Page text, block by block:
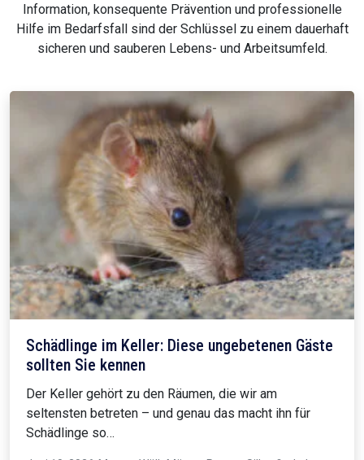
Information, konsequente Prävention und professionelle
Hilfe im Bedarfsfall sind der Schlüssel zu einem dauerhaft
sicheren und sauberen Lebens- und Arbeitsumfeld.
Schädlinge im Keller: Diese ungebetenen Gäste
sollten Sie kennen
Der Keller gehört zu den Räumen, die wir am
seltensten betreten – und genau das macht ihn für
Schädlinge so…